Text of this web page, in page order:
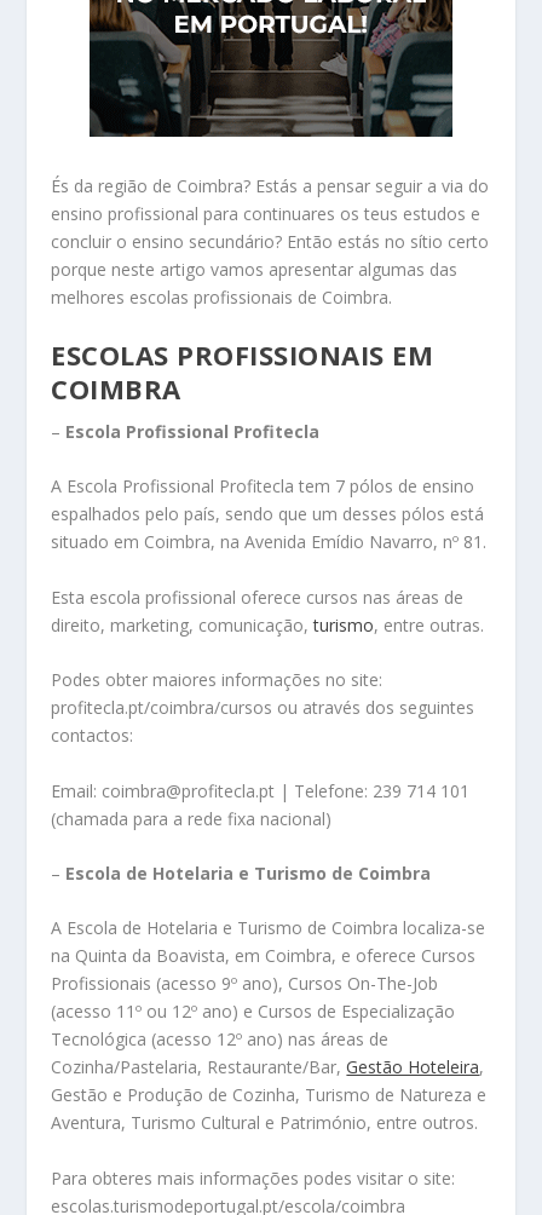
És da região de Coimbra? Estás a pensar seguir a via do
ensino profissional para continuares os teus estudos e
concluir o ensino secundário? Então estás no sítio certo
porque neste artigo vamos apresentar algumas das
melhores escolas profissionais de Coimbra.
ESCOLAS PROFISSIONAIS EM
COIMBRA
– Escola Profissional Profitecla
A Escola Profissional Profitecla tem 7 pólos de ensino
espalhados pelo país, sendo que um desses pólos está
situado em Coimbra, na Avenida Emídio Navarro, nº 81.
Esta escola profissional oferece cursos nas áreas de
direito, marketing, comunicação,turismo, entre outras.
Podes obter maiores informações no site:
profitecla.pt/coimbra/cursos ou através dos seguintes
contactos:
Email: coimbra@profitecla.pt | Telefone: 239 714 101
(chamada para a rede fixa nacional)
– Escola de Hotelaria e Turismo de Coimbra
A Escola de Hotelaria e Turismo de Coimbra localiza-se
na Quinta da Boavista, em Coimbra, e oferece Cursos
Profissionais (acesso 9º ano), Cursos On-The-Job
(acesso 11º ou 12º ano) e Cursos de Especialização
Tecnológica (acesso 12º ano) nas áreas de
Cozinha/Pastelaria, Restaurante/Bar,Gestão Hoteleira,
Gestão e Produção de Cozinha, Turismo de Natureza e
Aventura, Turismo Cultural e Património, entre outros.
Para obteres mais informações podes visitar o site:
escolas.turismodeportugal.pt/escola/coimbra